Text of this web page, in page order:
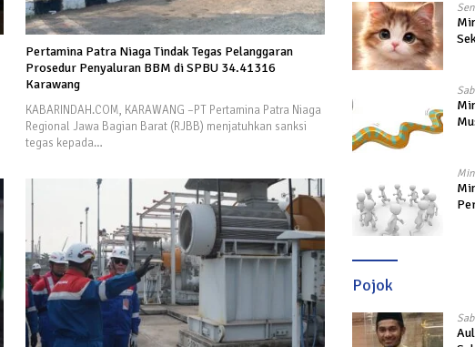
Pertamina Patra Niaga Tindak Tegas Pelanggaran
Prosedur Penyaluran BBM di SPBU 34.41316
Karawang
KABARINDAH.COM, KARAWANG –PT Pertamina Patra Niaga
Regional Jawa Bagian Barat (RJBB) menjatuhkan sanksi
tegas kepada…
Pojok